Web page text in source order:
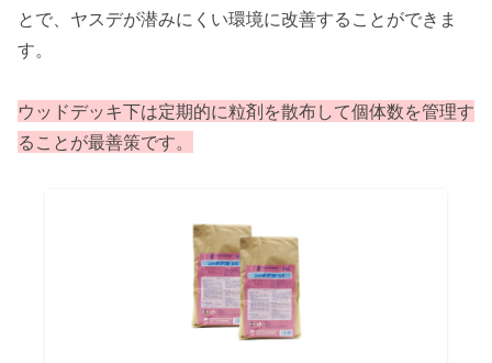
とで、ヤスデが潜みにくい環境に改善することができま
す。
ウッドデッキ下は定期的に粒剤を散布して個体数を管理す
ることが最善策です。